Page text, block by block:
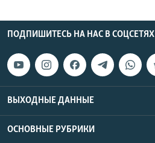
ПОДПИШИТЕСЬ НА НАС В СОЦСЕТЯХ
ВЫХОДНЫЕ ДАННЫЕ
ОСНОВНЫЕ РУБРИКИ